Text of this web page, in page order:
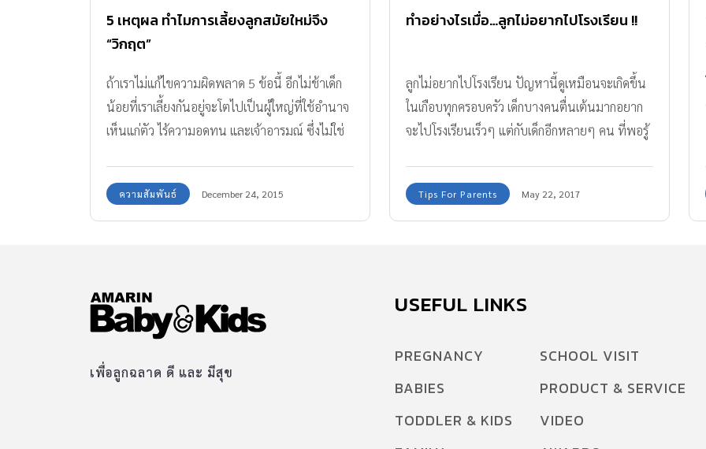
5 เหตุผล ทำไมการเลี้ยงลูกสมัยใหม่จึง
“วิกฤต”
ถ้าเราไม่แก้ไขความผิดพลาด 5 ข้อนี้ อีกไม่ช้าเด็ก
น้อยที่เราเลี้ยงกันอยู่จะโตไปเป็นผู้ใหญ่ที่ใช้อำนาจ
เห็นแก่ตัว ไร้ความอดทน และเจ้าอารมณ์ ซึ่งไม่ใช่
ความสัมพันธ์ December 24, 2015
ทำอย่างไรเมื่อ…ลูกไม่อยากไปโรงเรียน !!
ลูกไม่อยากไปโรงเรียน ปัญหานี้ดูเหมือนจะเกิดขึ้น
ในเกือบทุกครอบครัว เด็กบางคนตื่นเต้นมากอยาก
จะไปโรงเรียนเร็วๆ แต่กับเด็กอีกหลายๆ คน ที่พอรู้
Baby & Kids มีวิธีช่วยให้พ่อแม่รับมือเมื่อลูกต้อง
แยกจากไปโรงเรียนอย่างมีความสุขมาฝากกันค่ะ
Tips For Parents May 22, 2017
เพื่อลูกฉลาด ดี และ มีสุข
USEFUL LINKS
PREGNANCY
BABIES
TODDLER & KIDS
SCHOOL VISIT
PRODUCT & SERVICE
VIDEO